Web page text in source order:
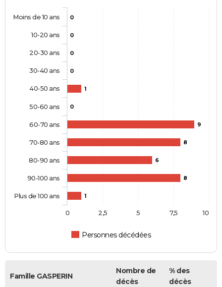
0
0
0
0
1
0
9
8
6
8
1
Personnes décédées
Moins de 10 ans
10-20 ans
20-30 ans
30-40 ans
40-50 ans
50-60 ans
60-70 ans
70-80 ans
80-90 ans
90-100 ans
Plus de 100 ans
0 10
2,5 5 7,5
Famille GASPERIN
Nombre de
décès
% des
décès